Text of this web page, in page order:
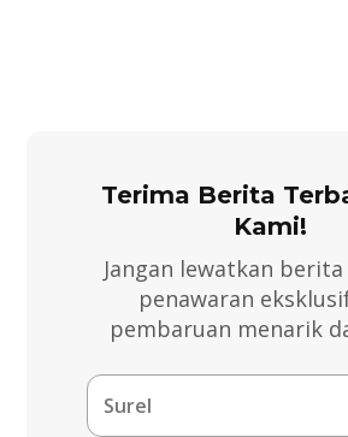
Terima Berita
Kami!
Jangan lewatkan
penawaran
pembaruan menarik